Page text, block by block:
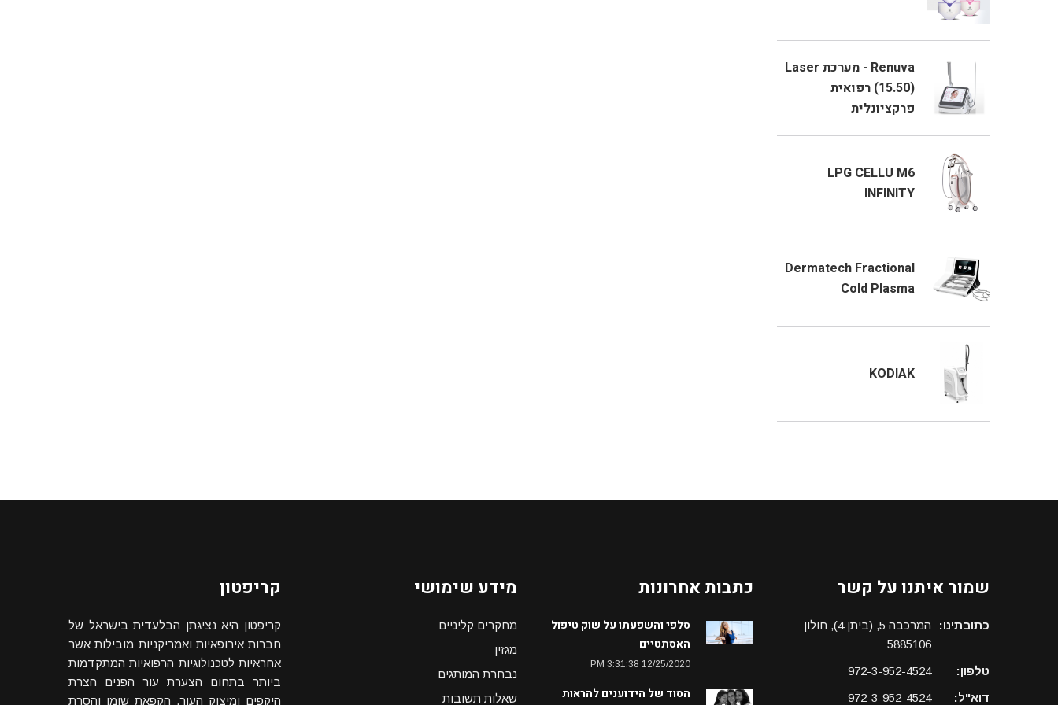
Renuva - מערכת Laser
(15.50) רפואית
פרקציונלית
LPG CELLU M6
INFINITY
Dermatech Fractional
Cold Plasma
KODIAK
שמור איתנו על קשר
כתובתינו:
המרכבה 5, (ביתן 4), חולון
5885106
טלפון:
972-3-952-4524
דוא"ל:
972-3-952-4524
כתבות אחרונות
סלפי והשפעתו על שוק טיפול
האסתטיים
12/25/2020 3:31:38 PM
הסוד של הידוענים להראות
מידע שימושי
מחקרים קליניים
מגזין
נבחרת המותגים
שאלות תשובות
קריפטון
קריפטון היא נציגתן הבלעדית בישראל של
חברות אירופאיות ואמריקניות מובילות אשר
אחראיות לטכנולוגיות הרפואיות המתקדמות
ביותר בתחום הצערת עור הפנים הצרת
היקפים ומיצוק העור, הקפאת שומן והסרת